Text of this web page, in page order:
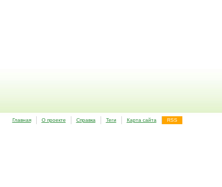
Главная О проекте Справка Теги Карта сайта RSS